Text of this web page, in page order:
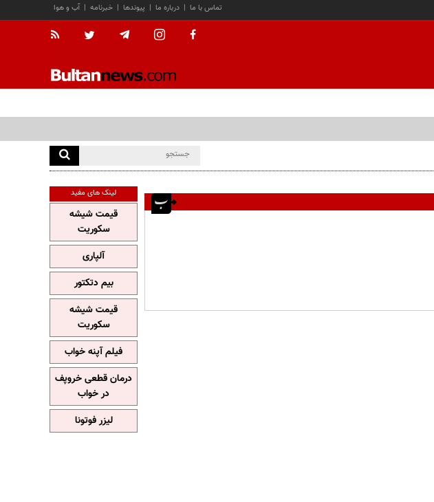
آب و هوا | خبرنامه | پیوندها | درباره ما | تماس با ما
لینک های مفید
قیمت شیشه
سکوریت
آلپاری
بیم دتکتور
قیمت شیشه
سکوریت
فیلم آپنه خواب
درمان قطعی خروپف
در خواب
لیزر فوتونا